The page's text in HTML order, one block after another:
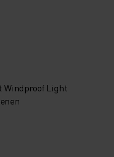
Windproof Light